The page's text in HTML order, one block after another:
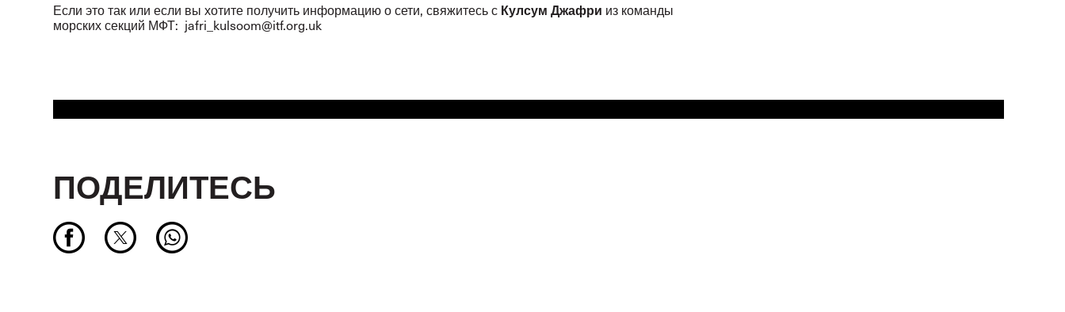
Если это так или если вы хотите получить информацию о сети, свяжитесь с Кулсум Джафри из команды
морских секций МФТ: jafri_kulsoom@itf.org.uk
ПОДЕЛИТЕСЬ